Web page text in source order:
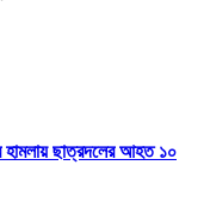
হামলায় ছাত্রদলের আহত ১০